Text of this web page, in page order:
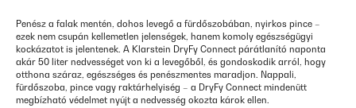
Penész a falak mentén, dohos levegő a fürdőszobában, nyirkos pince –
ezek nem csupán kellemetlen jelenségek, hanem komoly egészségügyi
kockázatot is jelentenek. A Klarstein DryFy Connect párátlanító naponta
akár 50 liter nedvességet von ki a levegőből, és gondoskodik arról, hogy
otthona száraz, egészséges és penészmentes maradjon. Nappali,
fürdőszoba, pince vagy raktárhelyiség – a DryFy Connect mindenütt
megbízható védelmet nyújt a nedvesség okozta károk ellen.